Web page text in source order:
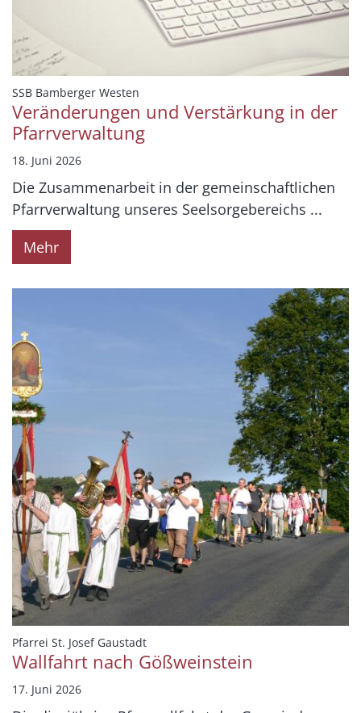
SSB Bamberger Westen
Veränderungen und Verstärkung in der
Pfarrverwaltung
18. Juni 2026
Die Zusammenarbeit in der gemeinschaftlichen
Pfarrverwaltung unseres Seelsorgebereichs ...
Mehr
Pfarrei St. Josef Gaustadt:
Wallfahrt nach Gößweinstein
17. Juni 2026